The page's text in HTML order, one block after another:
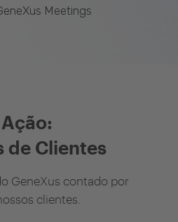
Meetings
de Clientes
GeneXus contado por
clientes.